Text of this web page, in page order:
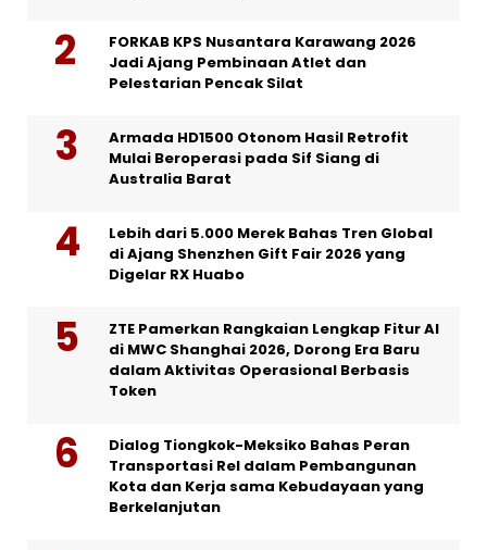
FORKAB KPS Nusantara Karawang 2026
Jadi Ajang Pembinaan Atlet dan
Pelestarian Pencak Silat
Armada HD1500 Otonom Hasil Retrofit
Mulai Beroperasi pada Sif Siang di
Australia Barat
Lebih dari 5.000 Merek Bahas Tren Global
di Ajang Shenzhen Gift Fair 2026 yang
Digelar RX Huabo
ZTE Pamerkan Rangkaian Lengkap Fitur AI
di MWC Shanghai 2026, Dorong Era Baru
dalam Aktivitas Operasional Berbasis
Token
Dialog Tiongkok-Meksiko Bahas Peran
Transportasi Rel dalam Pembangunan
Kota dan Kerja sama Kebudayaan yang
Berkelanjutan